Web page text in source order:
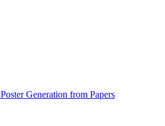
Generation from Papers